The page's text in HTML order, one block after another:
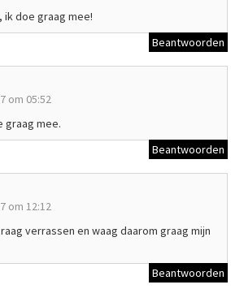
ik doe graag mee!
Beantwoorden
om 05:52
graag mee.
Beantwoorden
om 12:12
verrassen en waag daarom graag mijn
Beantwoorden